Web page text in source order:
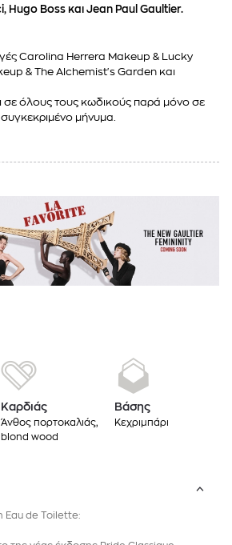
Hugo Boss και Jean Paul Gaultier.
Carolina Herrera Makeup & Lucky
& The Alchemist's Garden και
σε όλους τους κωδικούς παρά μόνο σε
μήνυμα.
Καρδιάς
Άνθος πορτοκαλιάς,
blond wood
Βάσης
Κεχριμπάρι
Eau de Toilette: